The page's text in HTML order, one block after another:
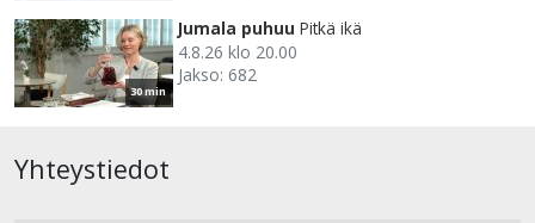
30 min
Jumala puhuu Pitkä ikä
4.8.26 klo 20.00
Jakso: 682
Yhteystiedot